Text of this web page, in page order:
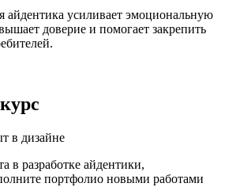
айдентика усиливает эмоциональную
доверие и помогает закрепить
в дизайне
в разработке айдентики,
портфолио новыми работами